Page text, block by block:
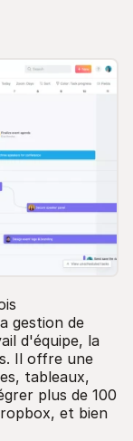
gestion de
d'équipe, la
Il offre une
tableaux,
plus de 100
et bien